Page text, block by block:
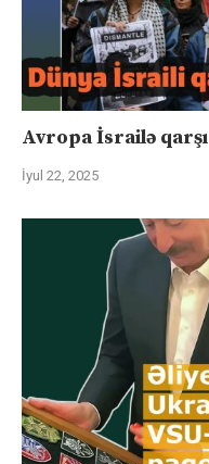
Avropa İsrailə qarşı
İyul 22, 2025